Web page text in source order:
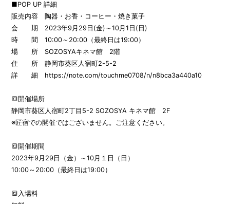
■POP UP 詳細
販売内容 陶器・お香・コーヒー・焼き菓子
会 期 2023年9月29日(金)～10月1日(日)
時 間 10:00～20:00（最終日は19:00）
場 所 SOZOSYAキネマ館 2階
住 所 静岡市葵区人宿町2-5-2
詳 細 https://note.com/touchme0708/n/n8bca3a440a10
🔳開催場所
静岡市葵区人宿町2丁目5-2 SOZOSYA キネマ館 2F
※匠宿での開催ではございません。ご注意ください。
🔳開催期間
2023年9月29日（金）～10月１日（日）
10:00～20:00（最終日は19:00）
🔳入場料